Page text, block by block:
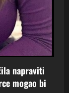
napraviti
mogao bi